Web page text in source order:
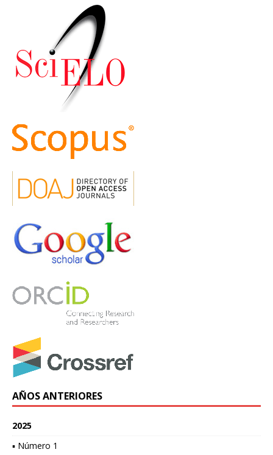
AÑOS ANTERIORES
2025
▪ Número 1